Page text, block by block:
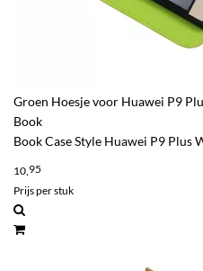
Groen Hoesje voor Huawei P9
Book
Book Case Style Huawei P9 Plus
10,95
Prijs per stuk